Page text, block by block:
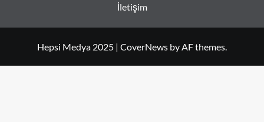
İletişim
Hepsi Medya 2025 | CoverNews by AF themes.